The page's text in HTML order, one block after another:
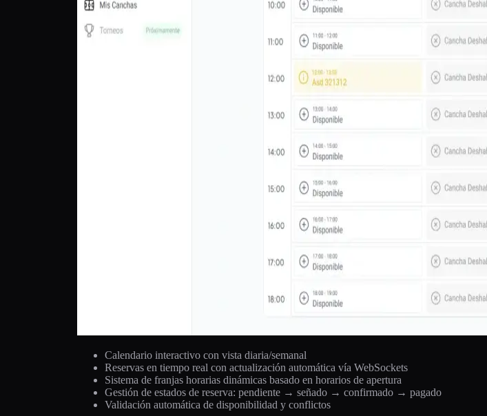
Calendario interactivo con vista diaria/semanal
Reservas en tiempo real con actualización automática vía WebSockets
Sistema de franjas horarias dinámicas basado en horarios de apertura
Gestión de estados de reserva: pendiente → señado → confirmado → pagado
Validación automática de disponibilidad y conflictos